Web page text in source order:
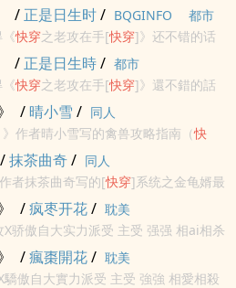
同步更新（快穿）神曰，虐渣男最新章
，虐渣男最新章节评论，并不代表书
/ 正是日生时/ BQGINFO
都市
快穿之老攻在手[快穿]》还不错的话
的朋友推荐哦！
/ 正是日生時/ 都市
快穿之老攻在手[快穿]》還不錯的話
的朋友推薦哦！
/晴小雪 / 同人
》作者晴小雪写的禽兽攻略指南（快
时同步更新禽兽攻略指南（
指南（快穿）最新章节评论，并不代
/抹茶曲奇/ 同人
者抹茶曲奇写的[快穿]系统之金龟婿最
步更新[快穿]系统之金龟婿最新章节，
婿最新章节评论，并不代表书河小说
/疯枣开花/ 耽美
骄傲自大实力派受 主受 强强 相ai相杀
/瘋棗開花/ 耽美
驕傲自大實力派受 主受 強強 相愛相殺